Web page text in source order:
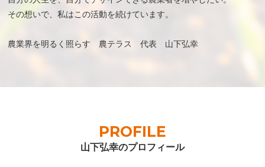
その想いで、私はこの活動を続けています。
農業界を明るく照らす 農テラス 代表 山下弘幸
PROFILE
山下弘幸のプロフィール